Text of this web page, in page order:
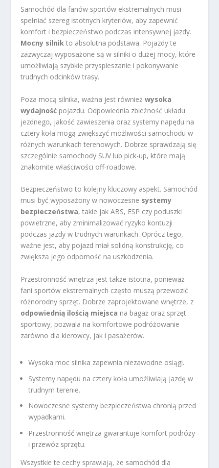
Samochód dla fanów sportów ekstremalnych musi
spełniać szereg istotnych kryteriów, aby zapewnić
komfort i bezpieczeństwo podczas intensywnej jazdy.
Mocny silnik to absolutna podstawa. Pojazdy te
zazwyczaj wyposażone są w silniki o dużej mocy, które
umożliwiają szybkie przyspieszanie i pokonywanie
trudnych odcinków trasy.
Poza mocą silnika, ważna jest równieżwysoka
wydajność pojazdu. Odpowiednia zbieżność układu
jezdnego, jakość zawieszenia oraz systemy napędu na
cztery koła mogą zwiększyć możliwości samochodu w
różnych warunkach terenowych. Dobrze sprawdzają się
szczególnie samochody SUV lub pick-up, które mają
znakomite właściwości off-roadowe.
Bezpieczeństwo to kolejny kluczowy aspekt. Samochód
musi być wyposażony w nowoczesne systemy
bezpieczeństwa, takie jak ABS, ESP czy poduszki
powietrzne, aby zminimalizować ryzyko kontuzji
podczas jazdy w trudnych warunkach. Oprócz tego,
ważne jest, aby pojazd miał solidną konstrukcję, co
zwiększa jego odporność na uszkodzenia.
Przestronność wnętrza jest także istotna, ponieważ
fani sportów ekstremalnych często muszą przewozić
różnorodny sprzęt. Dobrze zaprojektowane wnętrze, z
odpowiednią ilością miejsca na bagaż oraz sprzęt
sportowy, pozwala na komfortowe podróżowanie
zarówno dla kierowcy, jak i pasażerów.
Wysoka moc silnika zapewnia niezawodne osiągi.
Systemy napędu na cztery koła umożliwiają jazdę w
trudnym terenie.
Nowoczesne systemy bezpieczeństwa chronią przed
wypadkami.
Przestronność wnętrza gwarantuje komfort podróży
i przewóz sprzętu.
Wszystkie te cechy sprawiają, że samochód dla